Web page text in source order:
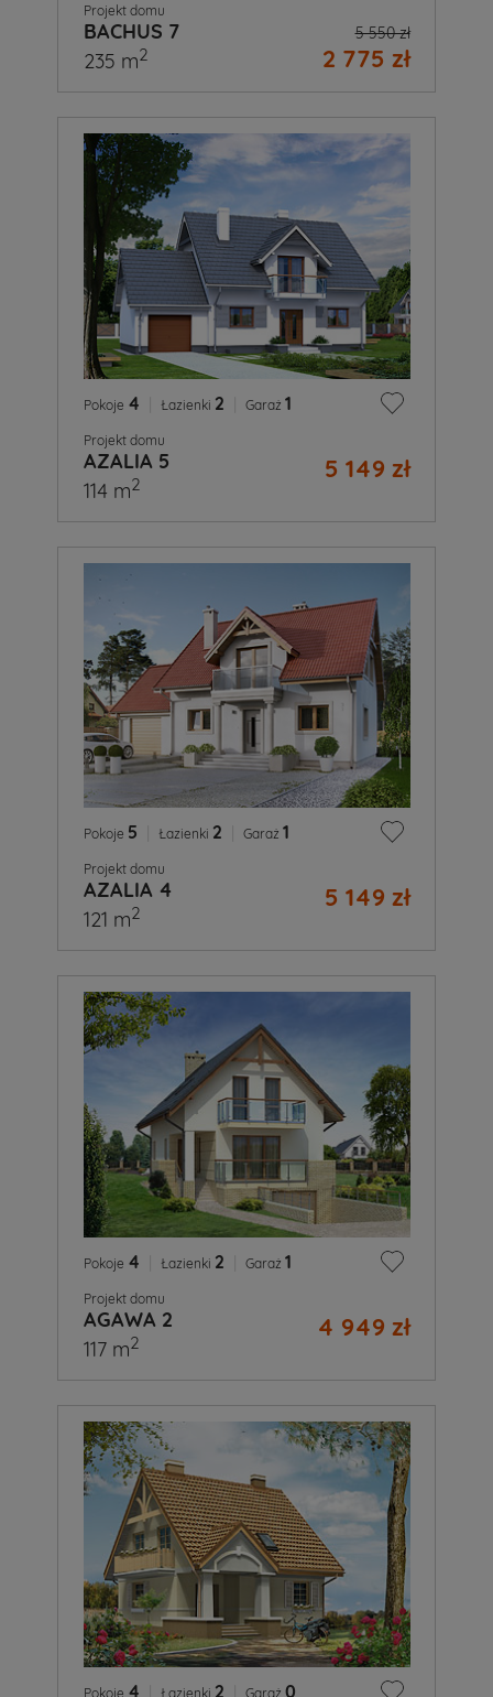
Projekt domu
BACHUS 7 5 550 zł
2 775 zł
235 m2
Pokoje 4 Łazienki 2 Garaż 1
Projekt domu
AZALIA 5 5 149 zł
114 m2
Pokoje 5 Łazienki 2 Garaż 1
Projekt domu
AZALIA 4 5 149 zł
121 m2
Pokoje 4 Łazienki 2 Garaż 1
Projekt domu
AGAWA 2 4 949 zł
117 m2
Pokoje 4 Łazienki 2 Garaż 0